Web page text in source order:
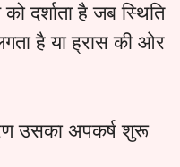
दर्शाता है जब स्थिति
है या ह्रास की ओर
उसका अपकर्ष शुरू